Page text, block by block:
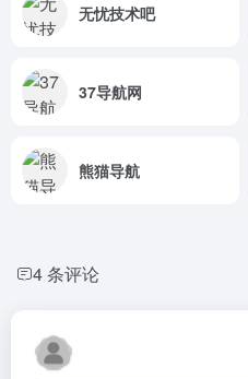
无忧技术吧
37导航网
熊猫导航
4 条评论